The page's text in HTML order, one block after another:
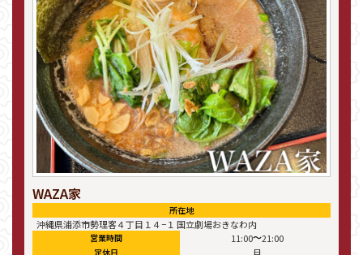
WAZA家
所在地
沖縄県浦添市勢理客４丁目１４−１ 国立劇場おきなわ内
営業時間 11:00〜21:00
定休日